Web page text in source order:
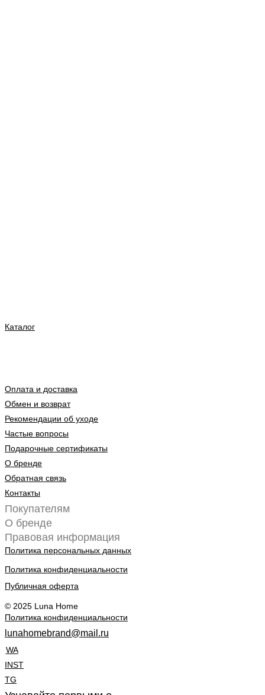
Каталог
Оплата и доставка
Обмен и возврат
Рекомендации об уходе
Частые вопросы
Подарочные сертификаты
О бренде
Обратная связь
Контакты
Покупателям
О бренде
Правовая информация
Политика персональных данных
Политика конфиденциальности
Публичная оферта
© 2025 Luna Home
Политика конфиденциальности
lunahomebrand@mail.ru
WA
INST
TG